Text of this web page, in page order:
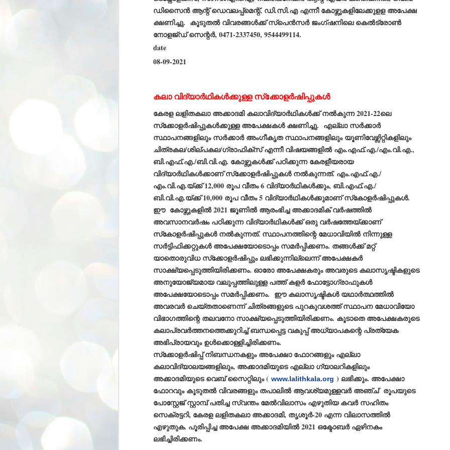
ഡിസൈന്‍ ആന്റ് ഡെവലപ്പ്മെന്റ്, ഡി.സി.എ എന്നീ കോഴ്സുകളിലേക്കുളള അപേക്ഷ
ക്ഷണിച്ചു. കൂടുതല്‍ വിവരങ്ങള്‍ക്ക് സ്പെന്‍സര്‍ ജംഗ്ഷനിലെ കെല്‍ട്രോണ്‍
നോളജ്ഡ് സെന്റര്‍, 0471-2337450, 9544499114.
date
08-09-2021
കലാ വിദ്യാര്‍ഥികള്‍ക്കുള്ള സ്‌ക്കോളര്‍ഷിപ്പുകള്‍
കേരള ലളിതകലാ അക്കാദമി കലാവിദ്യാര്‍ഥികള്‍ക്ക് നല്‍കുന്ന 2021-22ലെ
സ്‌ക്കോളര്‍ഷിപ്പുകള്‍ക്കുള്ള അപേക്ഷകള്‍ ക്ഷണിച്ചു. എല്ലാ സര്‍ക്കാര്‍
സ്ഥാപനങ്ങളിലും സര്‍ക്കാര്‍ അംഗീകൃത സ്ഥാപനങ്ങളിലും യൂണിവേഴ്സിറ്റികളിലും
ചിത്രകല/ശില്പകല/ഗ്രാഫിക്സ് എന്നീ വിഷയങ്ങളില്‍ എം.എഫ്.എ./എം.വി.എ.,
ബി.എഫ്.എ./ബി.വി.എ. കോഴ്സുകള്‍ക്ക് പഠിക്കുന്ന കേരളീയരായ
വിദ്യാര്‍ഥികള്‍ക്കാണ് സ്‌ക്കോളര്‍ഷിപ്പുകള്‍ നല്‍കുന്നത്. എം.എഫ്.എ./
എം.വി.എ.യ്ക്ക് 12,000 രൂപ വീതം 6 വിദ്യാര്‍ഥികള്‍ക്കും, ബി.എഫ്.എ./
ബി.വി.എ.യ്ക്ക് 10,000 രൂപ വീതം 5 വിദ്യാര്‍ഥികള്‍ക്കുമാണ് സ്‌കോളര്‍ഷിപ്പുകള്‍.
ഈ കോഴ്സുകളില്‍ 2021 ജൂണില്‍ ആരംഭിച്ച അക്കാദമിക് വര്‍ഷത്തില്‍
അവസാനവര്‍ഷം പഠിക്കുന്ന വിദ്യാര്‍ഥികള്‍ക്ക് ഒരു വര്‍ഷത്തേയ്ക്കാണ്
സ്‌കോളര്‍ഷിപ്പുകള്‍ നല്‍കുന്നത്. സ്ഥാപനത്തിന്റെ മേധാവിയില്‍ നിന്നുള്ള
സര്‍ട്ടിഫിക്കറ്റുകള്‍ അപേക്ഷയോടൊപ്പം സമര്‍പ്പിക്കണം. തങ്ങള്‍ക്ക് മറ്റ്
യാതൊരുവിധ സ്‌ക്കോളര്‍ഷിപ്പും ലഭിക്കുന്നില്ലെന്ന് അപേക്ഷകര്‍
സാക്ഷ്യപ്പെടുത്തിയിരിക്കണം. ഓരോ അപേക്ഷകരും അവരുടെ കലാസൃഷ്ടികളുടെ
അനുയോജ്യമായ വലുപ്പത്തിലുള്ള പത്ത് കളര്‍ ഫോട്ടോഗ്രാഫുകള്‍
അപേക്ഷയോടൊപ്പം സമര്‍പ്പിക്കണം. ഈ കലാസൃഷ്ടികള്‍ യഥാര്‍ത്ഥത്തില്‍
അവരവര്‍ ചെയ്തതാണെന്ന് ചിത്രങ്ങളുടെ പുറകുവശത്ത് സ്ഥാപന മേധാവിയോ
വിഭാഗത്തിന്റെ തലവനോ സാക്ഷ്യപ്പെടുത്തിയിരിക്കണം. കൂടാതെ അപേക്ഷകരുടെ
കലാപ്രവര്‍ത്തനത്തെക്കുറിച്ച് ബന്ധപ്പെട്ട വകുപ്പ് അധ്യാപകന്റെ പ്രത്യേക
അഭിപ്രായവും ഉള്‍ക്കൊള്ളിച്ചിരിക്കണം.
സ്‌ക്കോളര്‍ഷിപ്പ് നിബന്ധനകളും അപേക്ഷാ ഫോറങ്ങളും എല്ലാ
കലാവിദ്യാലയങ്ങളിലും, അക്കാദമിയുടെ എല്ലാ ഗ്യാലറികളിലും
അക്കാദമിയുടെ വെബ് സൈറ്റിലും ( www.lalithkala.org ) ലഭിക്കും. അപേക്ഷാ
ഫോറവും കൂടുതല്‍ വിവരങ്ങളും തപാലില്‍ ആവശ്യമുള്ളവര്‍ അഞ്ച് രൂപയുടെ
പോസ്റ്റേജ് സ്റ്റാമ്പ് പതിച്ച സ്വന്തം മേല്‍വിലാസം എഴുതിയ കവര്‍ സഹിതം
സെക്രട്ടറി, കേരള ലളിതകലാ അക്കാദമി, തൃശൂര്‍-20 എന്ന വിലാസത്തില്‍
എഴുതുക. പൂരിപ്പിച്ച അപേക്ഷ അക്കാദമിയില്‍ 2021 ഒക്ടോബര്‍ ഏഴിനകം
ലഭിച്ചിരിക്കണം.
KERALASSEMBLY ELECTION RESULTS:
EZHAVA INTERNATIONAL
www.ezhavainternational..com email: ezhavanews@gmail.com
JUL
ചില പിഴവുകൾ പറ്റി എന്നു മാത്രം പറഞ്ഞു എം എ
ന്യൂ ഡൽഹി: സ്ഥാനാർഥി നിർണയത്തിലും പ്രചാരണത്തിലും
പിഴവുകൾ ഉണ്ടായി എന്ന് "സമ്മതിച്ചും"
വിശാലാടിസ്ഥാനത്തിൽ പാർട്ടിയുടെ സംസ്ഥാന സമിതി യോഗം
ചേർന്ന് ബലഹീനതകൾ വിലയിരുത്തി പരിഹരിക്കും എന്നും സി പി ഐ
എം ജനറൽ സെക്രട്ടറി എം എ ബേബി.
എങ്ങും തൊടാതെയും അധര വ്യായാമങ്ങൾ നടത്തിയും ബേബി
ഇന്നു നടത്തിയ പത്രസമ്മേളനത്തിൽ പാർട്ടിയുടെ സെൻട്രൽ കമ്മിറ്റി
തീരുമാനങ്ങൾ "വിശദീകരിച്ചു." മുതിർന്ന നേതാക്കളുടെ ഭാര്യമാരെ
സ്ഥാനാർത്ഥികൾ ആക്കിയതിൽ തെറ്റൊന്നും ഇല്ല എന്ന് ബേബി
പറഞ്ഞു. അവരും പാർട്ടിയുടെ പ്രവർത്തകർ ആണ്.
JUL
13
നന്നാകില്ലമ്മാവാ ... എന്ന് സി പി ഐ എം
കാഴ്ചപ്പാട് / പ്രേം ചന്ദ്രൻ
ശൈലി മാറ്റണം എന്നും ജനങ്ങളിലേക്ക് ഇറങ്ങി ചെല്ലണം എന്നും ഉള്ള
അഴകൊമ്പൻ ഉപദേശത്തിൽ "തിരുത്തൽ" ഒതുക്കി സി പി ഐ എം
കേന്ദ്ര നേതൃത്വം. "എത്ര വേണമെങ്കിലും തല്ലിക്കോളൂ, ഞാൻ
നന്നാകില്ലമ്മാവാ" എന്ന പഴമൊഴിയുടെ തുകിലുണർത്തി
പാർട്ടിയുടെ കേന്ദ്ര കമ്മിറ്റി രണ്ടു ദിവസത്തെ യോഗം ഡൽഹിയിൽ
JUL
12
MYTH OF PROGRESS
EDITORIAL THE SHILLONG TIMES
economy should drill some sense into the minds of those who get on to
their rooftops to hail the nation’s economic progress under the Narendra
Modi dispensation lasting around 13 years at a stretch since 2014.